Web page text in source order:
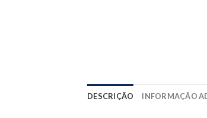
DESCRIÇÃO INFORMAÇÃO